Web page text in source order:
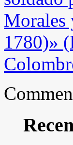
Morales
1780)»